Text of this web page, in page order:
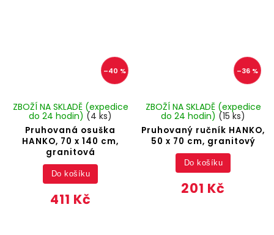
–40 %
Pruhovaná osuška
HANKO, 70 x 140 cm,
granitová
ZBOŽÍ NA SKLADĚ (expedice
do 24 hodin) (4 ks)
411 Kč
Do košíku
–36 %
Pruhovaný ručník HANKO,
50 x 70 cm, granitový
ZBOŽÍ NA SKLADĚ (expedice
do 24 hodin) (15 ks)
201 Kč
Do košíku